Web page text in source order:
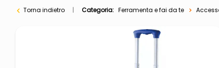
meme
Torna indietro Categoria: Ferramenta e fai da te